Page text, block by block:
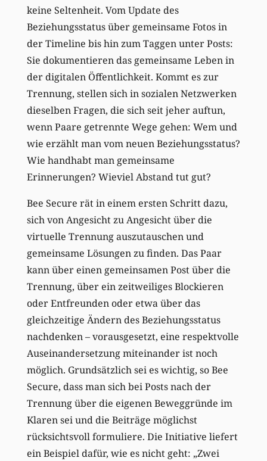
keine Seltenheit. Vom Update des
Beziehungsstatus über gemeinsame Fotos in
der Timeline bis hin zum Taggen unter Posts:
Sie dokumentieren das gemeinsame Leben in
der digitalen Öffentlichkeit. Kommt es zur
Trennung, stellen sich in sozialen Netzwerken
dieselben Fragen, die sich seit jeher auftun,
wenn Paare getrennte Wege gehen: Wem und
wie erzählt man vom neuen Beziehungsstatus?
Wie handhabt man gemeinsame
Erinnerungen? Wieviel Abstand tut gut?
Bee Secure rät in einem ersten Schritt dazu,
sich von Angesicht zu Angesicht über die
virtuelle Trennung auszutauschen und
gemeinsame Lösungen zu finden. Das Paar
kann über einen gemeinsamen Post über die
Trennung, über ein zeitweiliges Blockieren
oder Entfreunden oder etwa über das
gleichzeitige Ändern des Beziehungsstatus
nachdenken – vorausgesetzt, eine respektvolle
Auseinandersetzung miteinander ist noch
möglich. Grundsätzlich sei es wichtig, so Bee
Secure, dass man sich bei Posts nach der
Trennung über die eigenen Beweggründe im
Klaren sei und die Beiträge möglichst
rücksichtsvoll formuliere. Die Initiative liefert
ein Beispiel dafür, wie es nicht geht: „Zwei